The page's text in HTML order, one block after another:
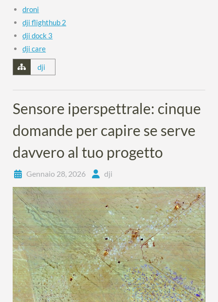
droni
dji flighthub 2
dji dock 3
dji care
dji
Sensore iperspettrale: cinque
domande per capire se serve
davvero al tuo progetto
Gennaio 28, 2026 dji